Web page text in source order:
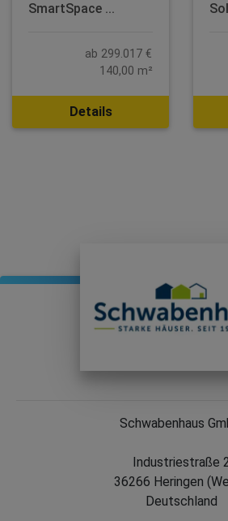
SmartSpace ...
ab 299.017 €
140,00 m²
Details
Schwabenhaus
Industriestraße
36266 Heringen
Deutschland